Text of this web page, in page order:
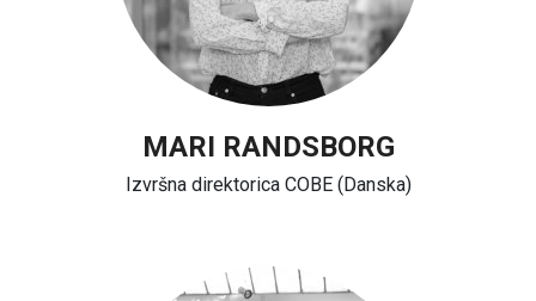
MARI RANDSBORG
Izvršna direktorica COBE (Danska)